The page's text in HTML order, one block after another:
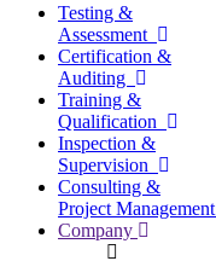
Testing &
Assessment
Certification &
Auditing
Training &
Qualification
Inspection &
Supervision
Consulting &
Project Management
Company